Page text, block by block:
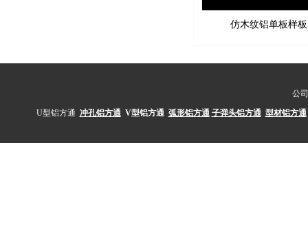
仿木纹铝单板样板
公
U型铝方通 冲孔铝方通 V型铝方通 弧形铝方通 子弹头铝方通 型材铝方通